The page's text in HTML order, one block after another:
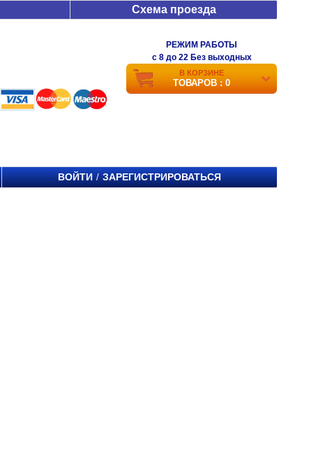
Схема проезда
РЕЖИМ РАБОТЫ
c 8 до 22 Без выходных
В КОРЗИНЕ
ТОВАРОВ : 0
ВОЙТИ / ЗАРЕГИСТРИРОВАТЬСЯ